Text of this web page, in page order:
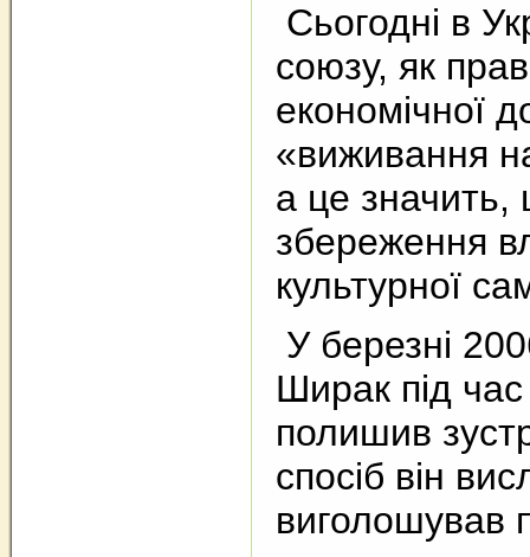
Сьогодні в
союзу, як
економічної
«виживання
а це значить,
збереження
культурної
У березні
Ширак під
полишив
спосіб він
виголошував